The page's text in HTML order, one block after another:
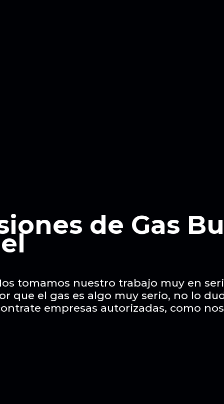
de Gas
tomamos nuestro trabajo muy en
que el gas es algo muy serio, no lo
empresas autorizadas, como